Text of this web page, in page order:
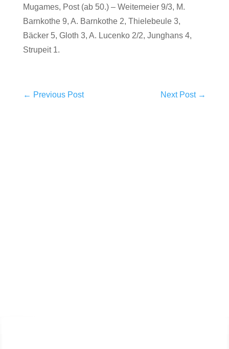
Mugames, Post (ab 50.) – Weitemeier 9/3, M.
Barnkothe 9, A. Barnkothe 2, Thielebeule 3,
Bäcker 5, Gloth 3, A. Lucenko 2/2, Junghans 4,
Strupeit 1.
← Previous Post Next Post→